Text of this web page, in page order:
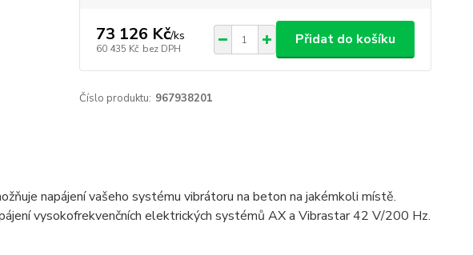
73 126 Kč/ks
60 435 Kč bez DPH
Přidat do košíku
Číslo produktu: 967938201
napájení vašeho systému vibrátoru na beton na jakémkoli místě.
vysokofrekvenčních elektrických systémů AX a Vibrastar 42 V/200 Hz.